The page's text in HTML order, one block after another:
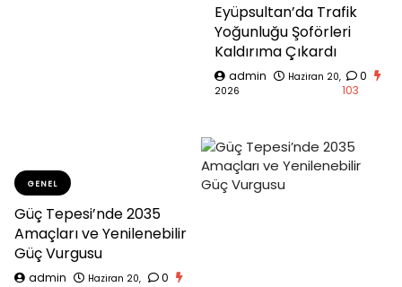
Eyüpsultan’da Trafik
Yoğunluğu Şoförleri
Kaldırıma Çıkardı
admin
Haziran 20,
2026
0
103
GENEL
Güç Tepesi’nde 2035
Amaçları ve Yenilenebilir
Güç Vurgusu
admin
Haziran 20,
0